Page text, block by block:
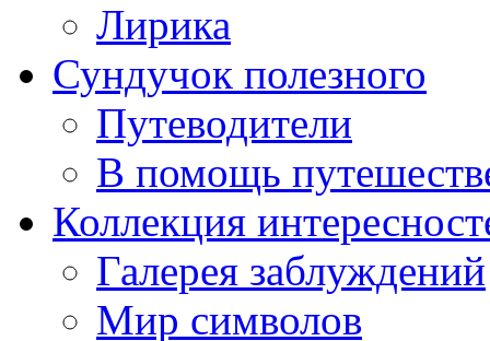
Лирика
Сундучок полезного
Путеводители
В помощь
Коллекция
Галерея заблуждений
Мир символов